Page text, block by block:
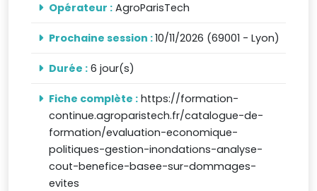
Opérateur : AgroParisTech
Prochaine session :10/11/2026 (69001 - Lyon)
Durée : 6 jour(s)
Fiche complète : https://formation-
continue.agroparistech.fr/catalogue-de-
formation/evaluation-economique-
politiques-gestion-inondations-analyse-
cout-benefice-basee-sur-dommages-
evites